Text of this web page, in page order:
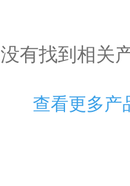
没有找到相关
查看更多产